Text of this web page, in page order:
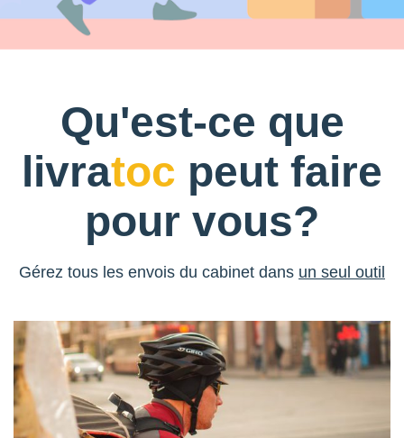
Qu'est-ce que
livratoc peut faire
pour vous?
Gérez tous les envois du cabinet dans un seul outil